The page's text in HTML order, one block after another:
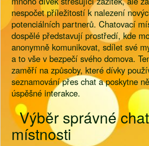
nespočet příležitostí k nalezení
potenciálních partnerů. Chatovací
dospělé představují prostředí, kde
anonymně komunikovat, sdílet své
a to vše v bezpečí svého domova.
zaměří na způsoby, které dívky
seznamování přes chat a poskytne
úspěšné interakce.
Výběr správné
místnosti